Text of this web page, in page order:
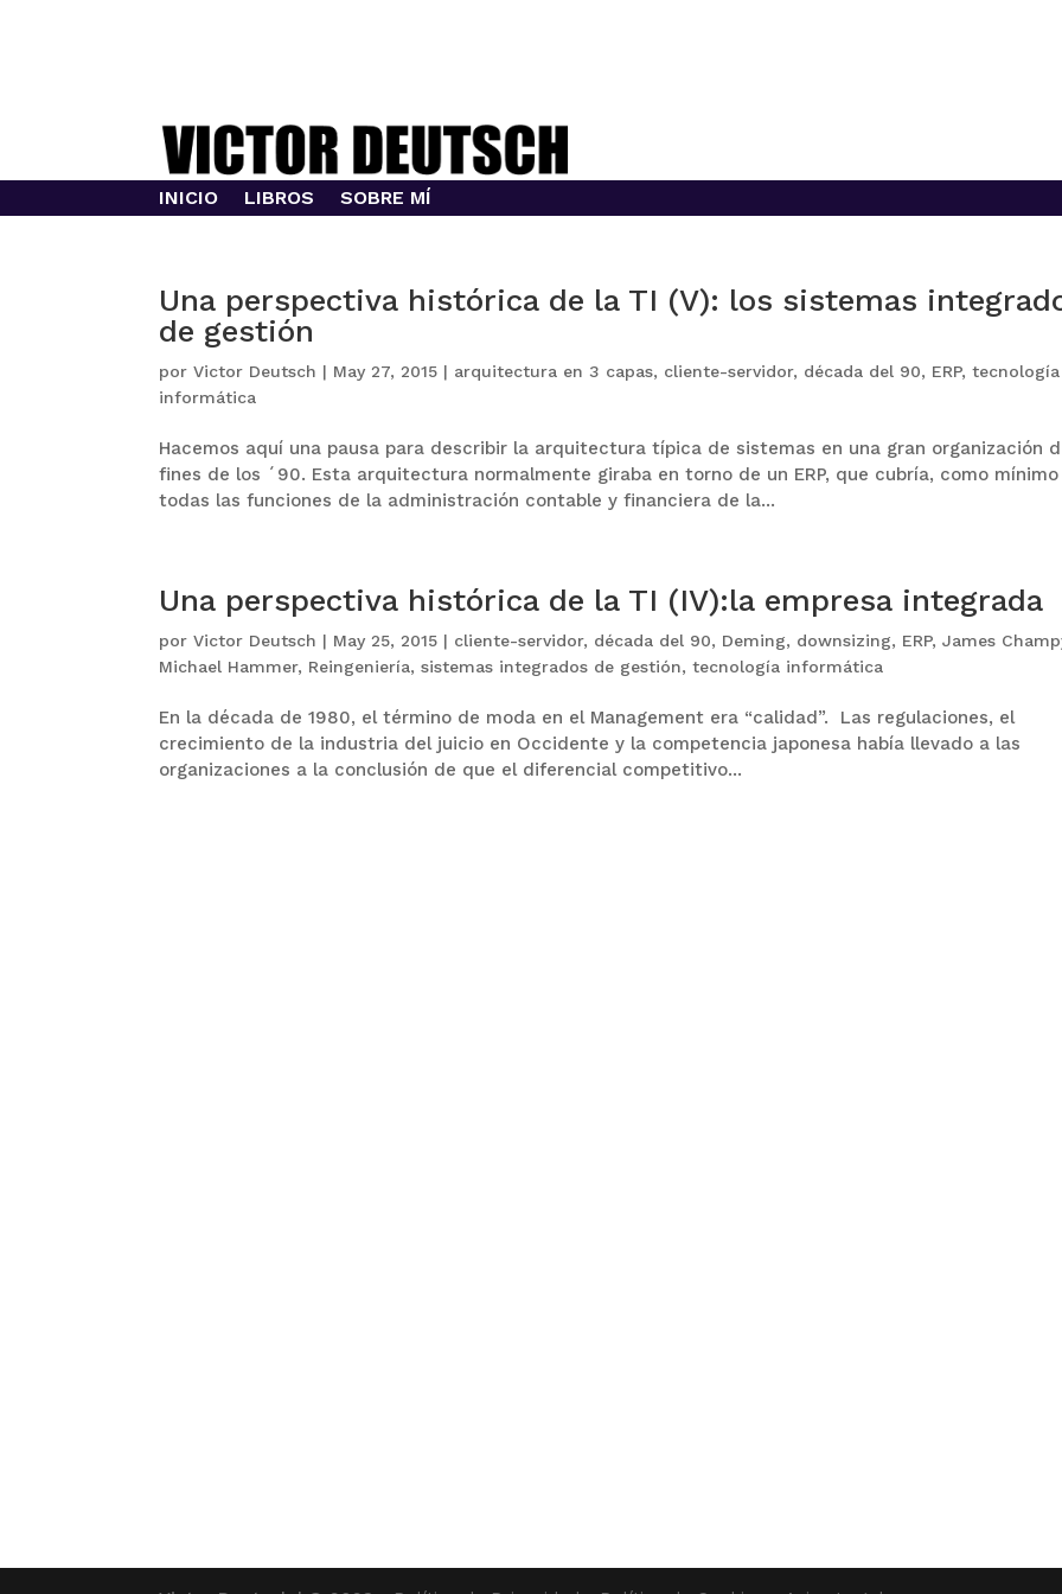
INICIO LIBROS SOBRE MÍ
Una perspectiva histórica de la TI (V): los sistemas
de gestión
porVictor Deutsch | May 27, 2015 | arquitectura en 3 capas, cliente-servidor, década del 90, ERP,tecnología
informática
Hacemos aquí una pausa para describir la arquitectura típica de sistemas en una gran organización
fines de los ´90. Esta arquitectura normalmente giraba en torno de un ERP, que cubría, como mínimo
todas las funciones de la administración contable y financiera de la...
Una perspectiva histórica de la TI (IV):la empresa integrada
porVictor Deutsch | May 25, 2015 | cliente-servidor, década del 90, Deming, downsizing, ERP,James
Michael Hammer, Reingeniería,sistemas integrados de gestión,tecnología informática
En la década de 1980, el término de moda en el Management era “calidad”. Las regulaciones, el
crecimiento de la industria del juicio en Occidente y la competencia japonesa había llevado a las
organizaciones a la conclusión de que el diferencial competitivo...